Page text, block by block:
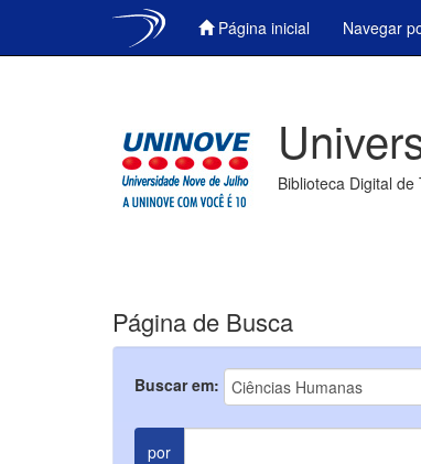
Página inicial Navegar
Biblioteca Digital
Página de Busca
Buscar em:
por